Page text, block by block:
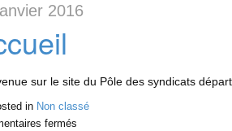
2016
sur le site du Pôle des syndicats
in Non classé
fermés